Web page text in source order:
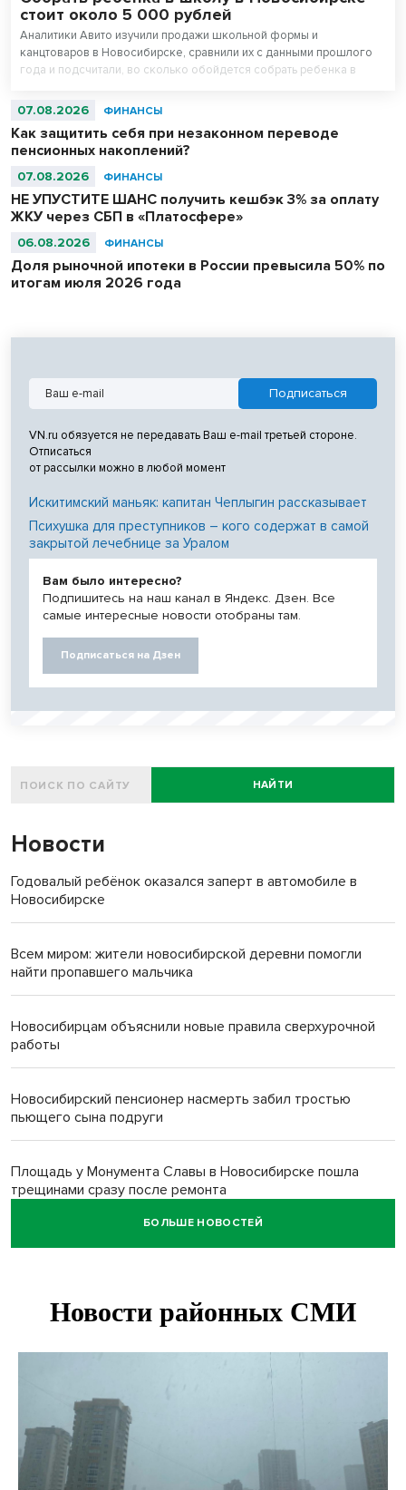
стоит около 5 000 рублей
Аналитики Авито изучили продажи школьной формы и
канцтоваров в Новосибирске, сравнили их с данными прошлого
года и подсчитали, во сколько обойдется собрать ребенка в
стоит на треть дешевле новой, а канцтовары — в два раза.
07.08.2026 ФИНАНСЫ
Как защитить себя при незаконном переводе
пенсионных накоплений?
07.08.2026 ФИНАНСЫ
НЕ УПУСТИТЕ ШАНС получить кешбэк 3% за оплату
ЖКУ через СБП в «Платосфере»
06.08.2026 ФИНАНСЫ
Доля рыночной ипотеки в России превысила 50% по
итогам июля 2026 года
VN.ru обязуется не передавать Ваш e-mail третьей стороне.
Отписаться
от рассылки можно в любой момент
Искитимский маньяк: капитан Чеплыгин рассказывает
Психушка для преступников – кого содержат в самой
закрытой лечебнице за Уралом
Вам было интересно?
Подпишитесь на наш канал в Яндекс. Дзен. Все
самые интересные новости отобраны там.
Подписаться на Дзен
НАЙТИ
Новости
Годовалый ребёнок оказался заперт в автомобиле в
Новосибирске
Всем миром: жители новосибирской деревни помогли
найти пропавшего мальчика
Новосибирцам объяснили новые правила сверхурочной
работы
Новосибирский пенсионер насмерть забил тростью
пьющего сына подруги
Площадь у Монумента Славы в Новосибирске пошла
трещинами сразу после ремонта
Африканский врач поразил новосибирцев в травмпункте
Покрытие рулежных дорожек обновили в аэропорту
энтеровирусной инфекцией
В Новосибирске осудили внука за продажу дедова ружья
псевдо-мигранту
БОЛЬШЕ НОВОСТЕЙ